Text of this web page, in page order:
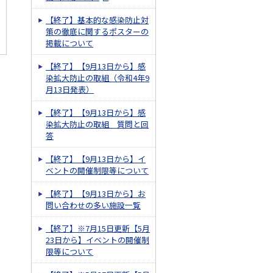
【終了】基本的な感染防止対
策の徹底に関するポスターの
掲載について
【終了】【9月13日から】感
染拡大防止の取組（令和4年9
月13日発表）
【終了】【9月13日から】感
染拡大防止の取組 質問と回
答
【終了】【9月13日から】イ
ベントの開催制限等について
【終了】【9月13日から】お
問い合わせの多い施設一覧
【終了】※7月15日更新【5月
23日から】イベントの開催制
限等について